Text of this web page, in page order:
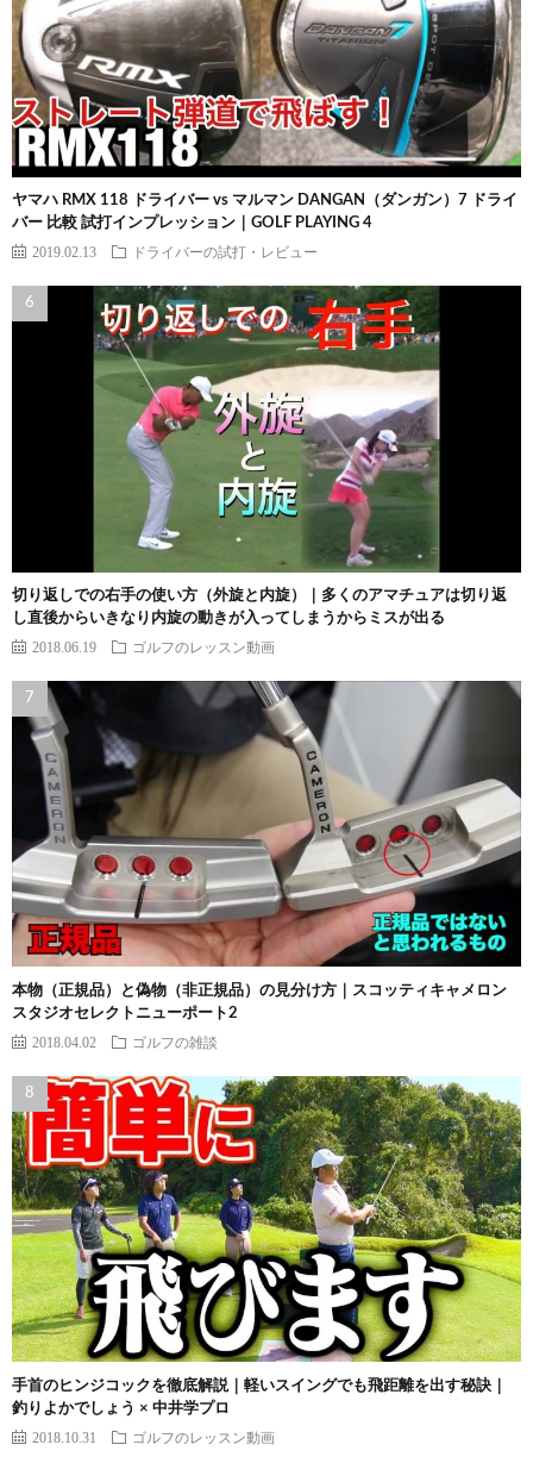
ヤマハ RMX 118 ドライバー vs マルマン DANGAN（ダンガン）7 ドライ
バー 比較 試打インプレッション｜GOLF PLAYING 4
2019.02.13 ドライバーの試打・レビュー
切り返しでの右手の使い方（外旋と内旋）｜多くのアマチュアは切り返
し直後からいきなり内旋の動きが入ってしまうからミスが出る
2018.06.19 ゴルフのレッスン動画
本物（正規品）と偽物（非正規品）の見分け方｜スコッティキャメロン
スタジオセレクトニューポート2
2018.04.02 ゴルフの雑談
手首のヒンジコックを徹底解説｜軽いスイングでも飛距離を出す秘訣｜
釣りよかでしょう × 中井学プロ
2018.10.31 ゴルフのレッスン動画